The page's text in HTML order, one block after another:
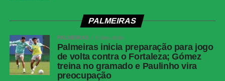
Botafogo | Ignácio, aos 13 minutos do 2º
tempo — Fluminense
Árbitro
Bruno Arleu de Araujo (RJ)
Assistentes
Rodrigo Figueiredo Henrique Correa e Luiz
Claudio Regazone (RJ)
PALMEIRAS
PALMEIRAS 6 dias atrás
Palmeiras inicia preparação para jogo
de volta contra o Fortaleza; Gómez
treina no gramado e Paulinho vira
preocupação